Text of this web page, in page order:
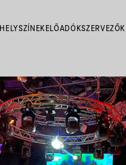
HELYSZÍNEK ELŐADÓKSZERVEZŐK